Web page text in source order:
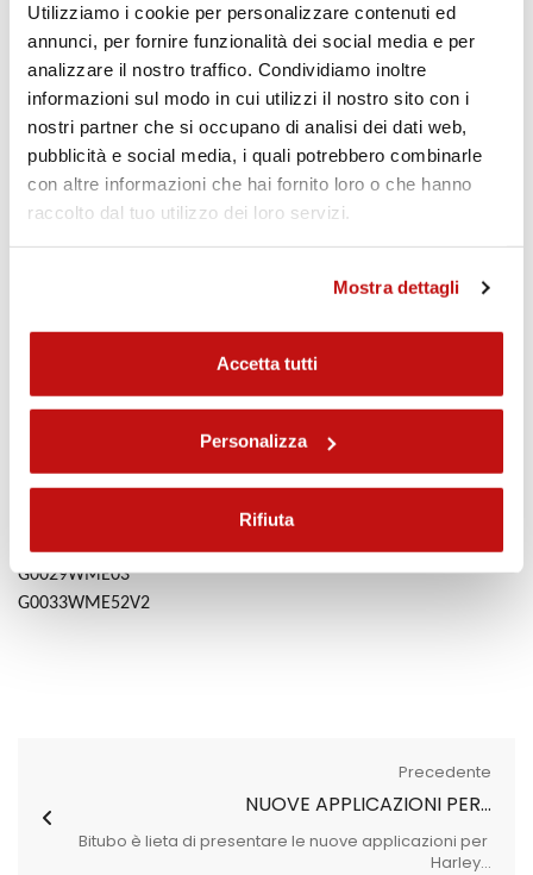
Utilizziamo i cookie per personalizzare contenuti ed
annunci, per fornire funzionalità dei social media e per
analizzare il nostro traffico. Condividiamo inoltre
informazioni sul modo in cui utilizzi il nostro sito con i
nostri partner che si occupano di analisi dei dati web,
pubblicità e social media, i quali potrebbero combinarle
con altre informazioni che hai fornito loro o che hanno
raccolto dal tuo utilizzo dei loro servizi.
Mostra dettagli
Accetta tutti
Personalizza
Rifiuta
di una moto stabile e precisa per un lungo viaggio,
magari in coppia e con bagaglio, la regolazioni
coordinate di Precarico ed Estensione, ti consentirà
di avere una moto adeguata.
Realizzati per le moto "Cafè Racer", le "Modern
Classic" e le Harley Davidson, hanno tarature
specifiche per ogni modello, e sono disponibili in varie
versioni cromatiche:"01"con la molla rossa per le
"02V2"totalemnte
REGOLAZIONI:
continuo
G0029WME02V2
G0029WME03
G0033WME52V2
Precedente
NUOVE APPLICAZIONI PER...
Bitubo è lieta di presentare le nuove applicazioni per
Harley...